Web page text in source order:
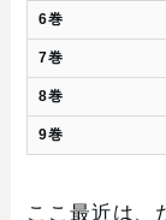
6巻
7巻
8巻
9巻
ここ最近は、